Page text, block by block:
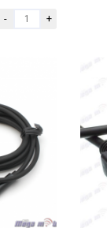
- +